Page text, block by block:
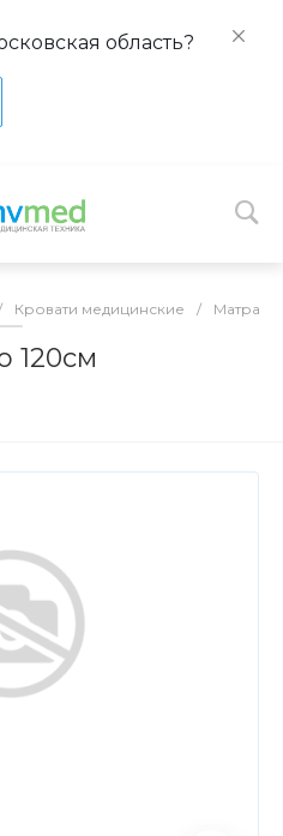
область?
Кровати медицинские /
120см